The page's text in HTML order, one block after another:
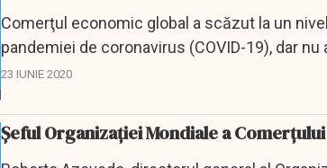
Comerţul economic global a scăzut la un
pandemiei de coronavirus (COVID-19), dar
într-un raport...
23 IUNIE 2020
Șeful Organizaţiei Mondiale a